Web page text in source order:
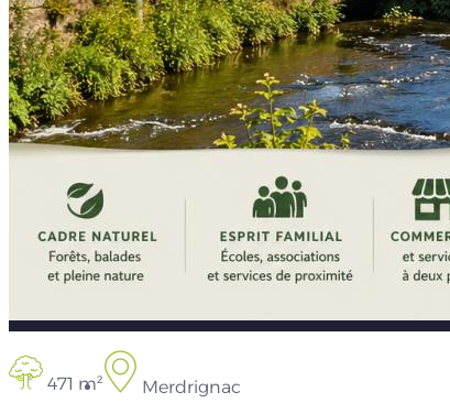
471 m² Merdrignac